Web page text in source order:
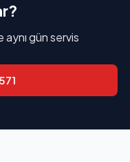
aynı gün servis